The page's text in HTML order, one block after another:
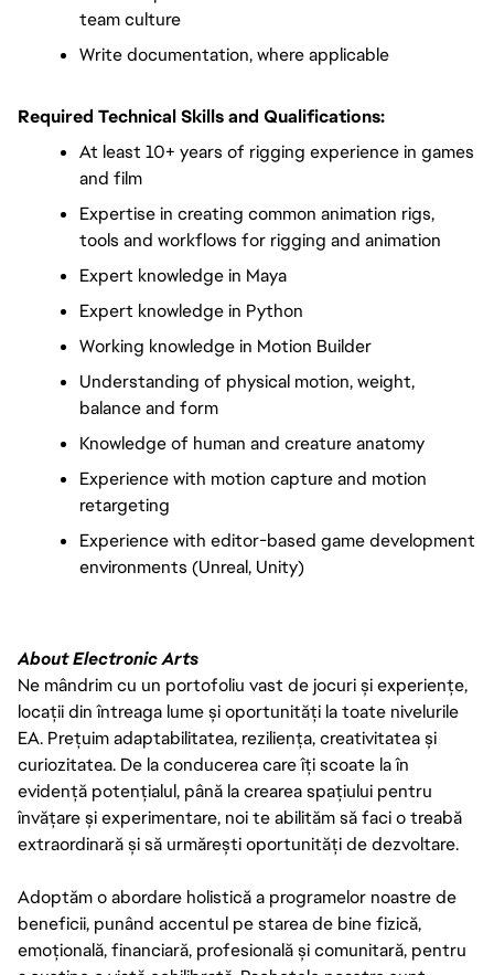
team culture
Write documentation, where applicable
Required Technical Skills and Qualifications:
At least 10+ years of rigging experience in games
and film
Expertise in creating common animation rigs,
tools and workflows for rigging and animation
Expert knowledge in Maya
Expert knowledge in Python
Working knowledge in Motion Builder
Understanding of physical motion, weight,
balance and form
Knowledge of human and creature anatomy
Experience with motion capture and motion
retargeting
Experience with editor-based game development
environments (Unreal, Unity)
About Electronic Arts
Ne mândrim cu un portofoliu vast de jocuri și experiențe,
locații din întreaga lume și oportunități la toate nivelurile
EA. Prețuim adaptabilitatea, reziliența, creativitatea și
curiozitatea. De la conducerea care îți scoate la în
evidență potențialul, până la crearea spațiului pentru
învățare și experimentare, noi te abilităm să faci o treabă
extraordinară și să urmărești oportunități de dezvoltare.
Adoptăm o abordare holistică a programelor noastre de
beneficii, punând accentul pe starea de bine fizică,
emoțională, financiară, profesională și comunitară, pentru